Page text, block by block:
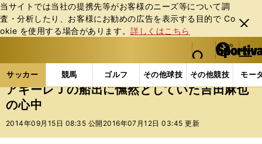
当サイトでは当社の提携先等がお客様のニーズ等について調
査・分析したり、お客様にお勧めの広告を表⽰する⽬的で Co
okie を使⽤する場合があります。詳しくはこちら
閉じ
る
web Sportiva (webスポルティーバ)
検索
マイペ
ー
ジ
メニュ
サッカー 競馬 ゴルフ その他球技 その他競技 モー
ス
ポ
ル
サッカーの記事一覧 サッカー代表 日本代表 ア
アギーレＪの船出に憮然としていた吉田麻也
の心中
2014年09月15日 08:35 公開 2016年07月12日 03:45 更新